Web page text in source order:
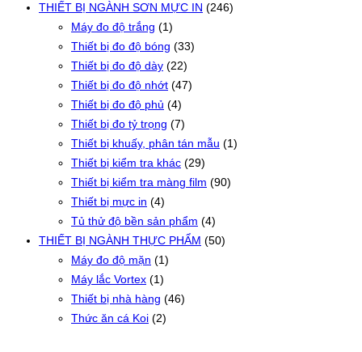
THIẾT BỊ NGÀNH SƠN MỰC IN (246)
Máy đo độ trắng (1)
Thiết bị đo độ bóng (33)
Thiết bị đo độ dày (22)
Thiết bị đo độ nhớt (47)
Thiết bị đo độ phủ (4)
Thiết bị đo tỷ trọng (7)
Thiết bị khuấy, phân tán mẫu (1)
Thiết bị kiểm tra khác (29)
Thiết bị kiểm tra màng film (90)
Thiết bị mực in (4)
Tủ thử độ bền sản phẩm (4)
THIẾT BỊ NGÀNH THỰC PHẨM (50)
Máy đo độ mặn (1)
Máy lắc Vortex (1)
Thiết bị nhà hàng (46)
Thức ăn cá Koi (2)